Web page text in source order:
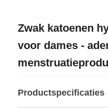
Zwak katoenen
voor dames -
Productspecificaties